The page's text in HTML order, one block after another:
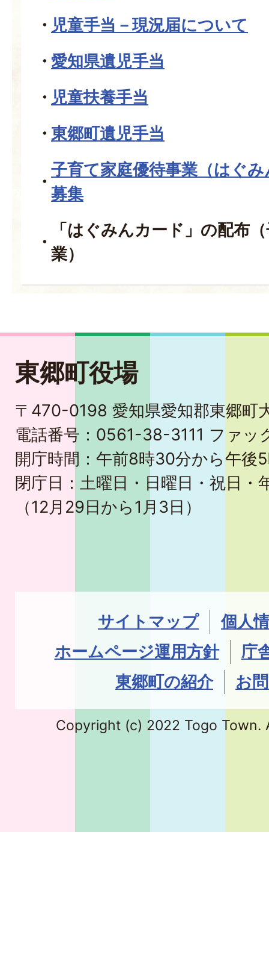
児童手当－現況届について
愛知県遺児手当
児童扶養手当
東郷町遺児手当
子育て家庭優待事業（はぐ
募集
「はぐみんカード」の配布
業）
東郷町役場
〒470-0198 愛知県愛知郡東郷町
電話番号：0561-38-3111 ファ
開庁時間：午前8時30分から午後
閉庁日：土曜日・日曜日・祝日・
（12月29日から1月3日）
サイトマップ
個人
ホームページ運用方針
庁
東郷町の紹介
お
Copyright (c) 2022 Togo Town.